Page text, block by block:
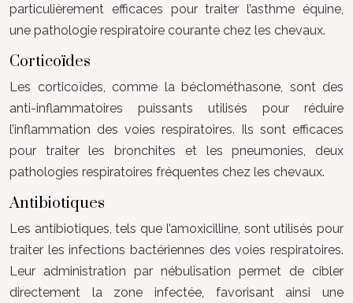
particulièrement efficaces pour traiter l’asthme équine,
une pathologie respiratoire courante chez les chevaux.
Corticoïdes
Les corticoïdes, comme la béclométhasone, sont des
anti-inflammatoires puissants utilisés pour réduire
l’inflammation des voies respiratoires. Ils sont efficaces
pour traiter les bronchites et les pneumonies, deux
pathologies respiratoires fréquentes chez les chevaux.
Antibiotiques
Les antibiotiques, tels que l’amoxicilline, sont utilisés pour
traiter les infections bactériennes des voies respiratoires.
Leur administration par nébulisation permet de cibler
directement la zone infectée, favorisant ainsi une